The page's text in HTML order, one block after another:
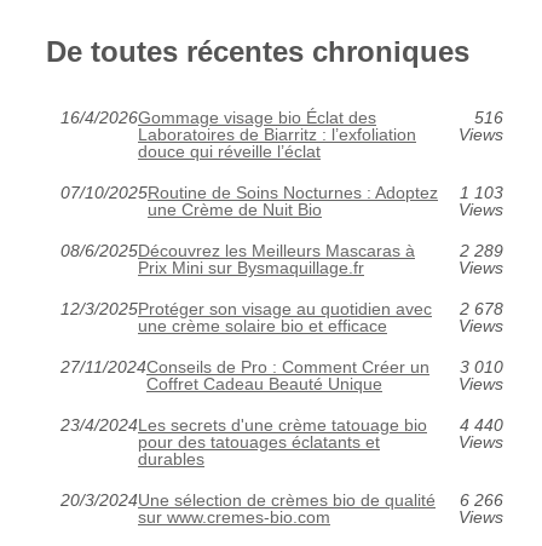
De toutes récentes chroniques
16/4/2026Gommage visage bio Éclat des
Laboratoires de Biarritz : l’exfoliation
douce qui réveille l’éclat
516
Views
07/10/2025Routine de Soins Nocturnes : Adoptez
une Crème de Nuit Bio
1 103
Views
08/6/2025Découvrez les Meilleurs Mascaras à
Prix Mini sur Bysmaquillage.fr
2 289
Views
12/3/2025Protéger son visage au quotidien avec
une crème solaire bio et efficace
2 678
Views
27/11/2024Conseils de Pro : Comment Créer un
Coffret Cadeau Beauté Unique
3 010
Views
23/4/2024Les secrets d'une crème tatouage bio
pour des tatouages éclatants et
durables
4 440
Views
20/3/2024Une sélection de crèmes bio de qualité
sur www.cremes-bio.com
6 266
Views